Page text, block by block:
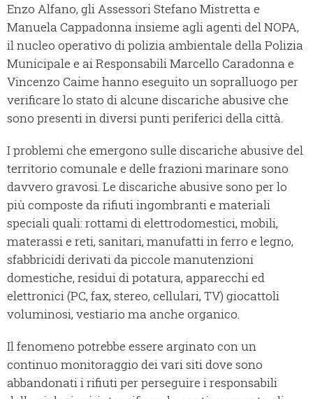
Enzo Alfano, gli Assessori Stefano Mistretta e
Manuela Cappadonna insieme agli agenti del NOPA,
il nucleo operativo di polizia ambientale della Polizia
Municipale e ai Responsabili Marcello Caradonna e
Vincenzo Caime hanno eseguito un sopralluogo per
verificare lo stato di alcune discariche abusive che
sono presenti in diversi punti periferici della città.
I problemi che emergono sulle discariche abusive del
territorio comunale e delle frazioni marinare sono
davvero gravosi. Le discariche abusive sono per lo
più composte da rifiuti ingombranti e materiali
speciali quali: rottami di elettrodomestici, mobili,
materassi e reti, sanitari, manufatti in ferro e legno,
sfabbricidi derivati da piccole manutenzioni
domestiche, residui di potatura, apparecchi ed
elettronici (PC, fax, stereo, cellulari, TV) giocattoli
voluminosi, vestiario ma anche organico.
Il fenomeno potrebbe essere arginato con un
continuo monitoraggio dei vari siti dove sono
abbandonati i rifiuti per perseguire i responsabili